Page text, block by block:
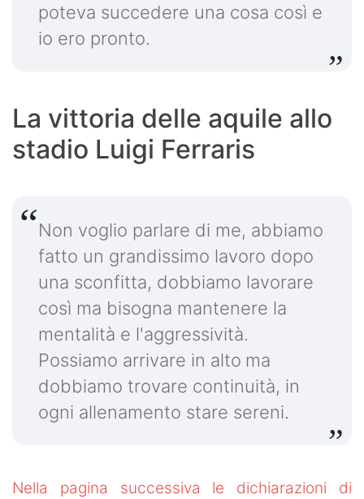
poteva succedere una cosa così e
io ero pronto.
La vittoria delle aquile allo
stadio Luigi Ferraris
Non voglio parlare di me, abbiamo
fatto un grandissimo lavoro dopo
una sconfitta, dobbiamo lavorare
così ma bisogna mantenere la
mentalità e l'aggressività.
Possiamo arrivare in alto ma
dobbiamo trovare continuità, in
ogni allenamento stare sereni.
Nella pagina successiva le dichiarazioni di